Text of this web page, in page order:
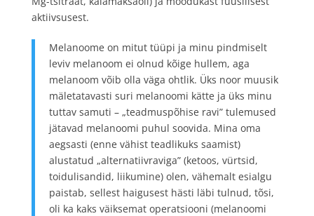
aktiivsusest.
Melanoome on mitut tüüpi ja minu pindmiselt
leviv melanoom ei olnud kõige hullem, aga
melanoom võib olla väga ohtlik. Üks noor muusik
mäletatavasti suri melanoomi kätte ja üks minu
tuttav samuti – „teadmuspõhise ravi” tulemused
jätavad melanoomi puhul soovida. Mina oma
aegsasti (enne vähist teadlikuks saamist)
alustatud „alternatiivraviga” (ketoos, vürtsid,
toidulisandid, liikumine) olen, vähemalt esialgu
paistab, sellest haigusest hästi läbi tulnud, tõsi,
oli ka kaks väiksemat operatsiooni (melanoomi